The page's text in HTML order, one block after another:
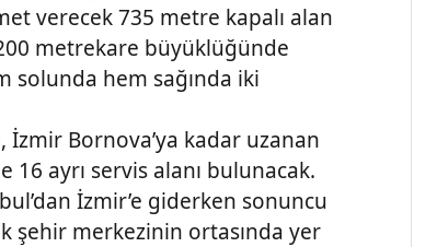
verecek 735 metre kapalı alan
metrekare büyüklüğünde
solunda hem sağında iki
İzmir Bornova’ya kadar uzanan
ayrı servis alanı bulunacak.
İzmir’e giderken sonuncu
şehir merkezinin ortasında yer